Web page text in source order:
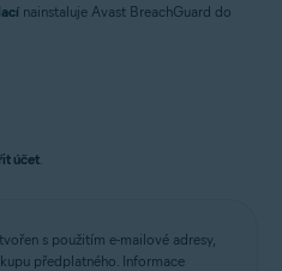
nainstaluje Avast BreachGuard do
účet
s použitím e-mailové adresy,
předplatného. Informace